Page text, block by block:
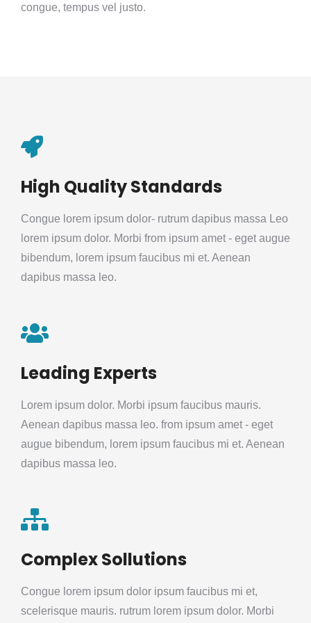
congue, tempus vel justo.
High Quality Standards
Congue lorem ipsum dolor- rutrum dapibus massa Leo
lorem ipsum dolor. Morbi from ipsum amet - eget augue
bibendum, lorem ipsum faucibus mi et. Aenean
dapibus massa leo.
Leading Experts
Lorem ipsum dolor. Morbi ipsum faucibus mauris.
Aenean dapibus massa leo. from ipsum amet - eget
augue bibendum, lorem ipsum faucibus mi et. Aenean
dapibus massa leo.
Complex Sollutions
Congue lorem ipsum dolor ipsum faucibus mi et,
scelerisque mauris. rutrum lorem ipsum dolor. Morbi